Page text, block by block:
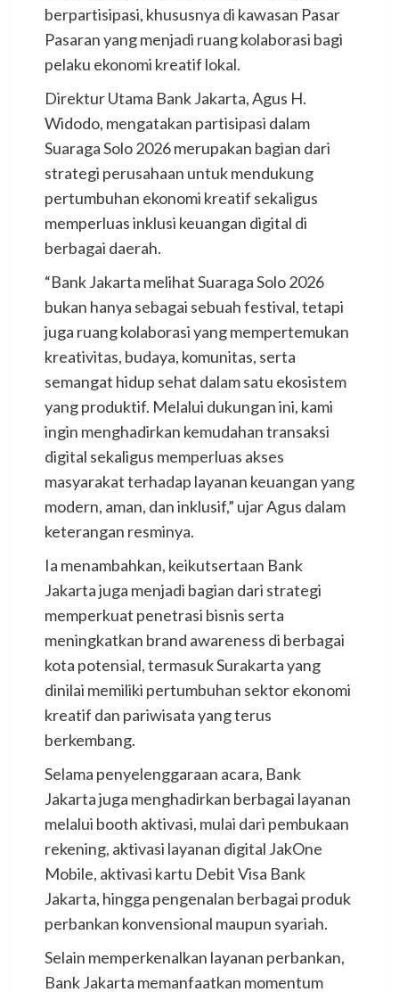
berpartisipasi, khususnya di kawasan Pasar
Pasaran yang menjadi ruang kolaborasi bagi
pelaku ekonomi kreatif lokal.
Direktur Utama Bank Jakarta, Agus H.
Widodo, mengatakan partisipasi dalam
Suaraga Solo 2026 merupakan bagian dari
strategi perusahaan untuk mendukung
pertumbuhan ekonomi kreatif sekaligus
memperluas inklusi keuangan digital di
berbagai daerah.
“Bank Jakarta melihat Suaraga Solo 2026
bukan hanya sebagai sebuah festival, tetapi
juga ruang kolaborasi yang mempertemukan
kreativitas, budaya, komunitas, serta
semangat hidup sehat dalam satu ekosistem
yang produktif. Melalui dukungan ini, kami
ingin menghadirkan kemudahan transaksi
digital sekaligus memperluas akses
masyarakat terhadap layanan keuangan yang
modern, aman, dan inklusif,” ujar Agus dalam
keterangan resminya.
Ia menambahkan, keikutsertaan Bank
Jakarta juga menjadi bagian dari strategi
memperkuat penetrasi bisnis serta
meningkatkan brand awareness di berbagai
kota potensial, termasuk Surakarta yang
dinilai memiliki pertumbuhan sektor ekonomi
kreatif dan pariwisata yang terus
berkembang.
Selama penyelenggaraan acara, Bank
Jakarta juga menghadirkan berbagai layanan
melalui booth aktivasi, mulai dari pembukaan
rekening, aktivasi layanan digital JakOne
Mobile, aktivasi kartu Debit Visa Bank
Jakarta, hingga pengenalan berbagai produk
perbankan konvensional maupun syariah.
Selain memperkenalkan layanan perbankan,
Bank Jakarta memanfaatkan momentum